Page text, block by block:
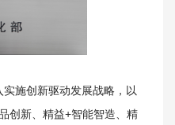
施创新驱动发展战略，以
创新、精益+智能智造、精